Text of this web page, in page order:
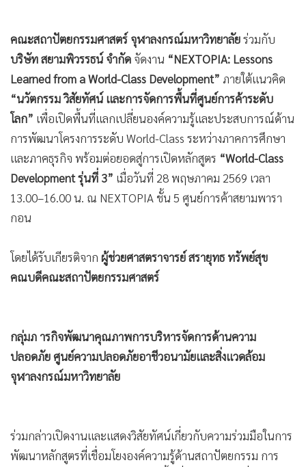
• เศรษฐกิจ-ธุรกิจ
•
ชุมชน-คุณภาพชีวิต
• อาชญากรรม
• Motoring
• เกม
• วิทยาศาสตร์
• SMEs
• หุ้น
• กองทุนรวม
• Celeb Online
• News1
Gotomanager
คณะสถาปัตยกรรมศาสตร์ จุฬาลงกรณ์มหาวิทยาลัยร่วมกับ
บริษัท สยามพิวรรธน์ จำกัด จัดงาน “NEXTOPIA: Lessons
Learned from a World-Class Development” ภายใต้แนวคิด
“นวัตกรรม วิสัยทัศน์ และการจัดการพื้นที่ศูนย์การค้าระดับ
โลก” เพื่อเปิดพื้นที่แลกเปลี่ยนองค์ความรู้และประสบการณ์ด้าน
การพัฒนาโครงการระดับ World-Class ระหว่างภาคการศึกษา
และภาคธุรกิจ พร้อมต่อยอดสู่การเปิดหลักสูตร “World-Class
Development รุ่นที่ 3” เมื่อวันที่ 28 พฤษภาคม 2569 เวลา
13.00–16.00 น. ณ NEXTOPIA ชั้น 5 ศูนย์การค้าสยามพารา
กอน
โดยได้รับเกียรติจาก ผู้ช่วยศาสตราจารย์ สรายุทธ ทรัพย์สุข
คณบดีคณะสถาปัตยกรรมศาสตร์
กลุ่มภ ารกิจพัฒนาคุณภาพการบริหารจัดการด้านความ
ปลอดภัย ศูนย์ความปลอดภัยอาชีวอนามัยและสิ่งแวดล้อม
จุฬาลงกรณ์มหาวิทยาลัย
ร่วมกล่าวเปิดงานและแสดงวิสัยทัศน์เกี่ยวกับความร่วมมือในการ
พัฒนาหลักสูตรที่เชื่อมโยงองค์ความรู้ด้านสถาปัตยกรรม การ